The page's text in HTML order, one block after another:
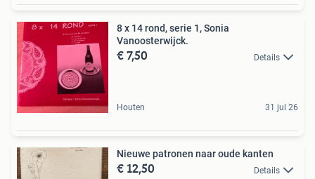
8 x 14 rond, serie 1, Sonia
Vanoosterwijck.
€ 7,50 Details
Houten 31 jul 26
Nieuwe patronen naar oude kanten
€ 12,50 Details